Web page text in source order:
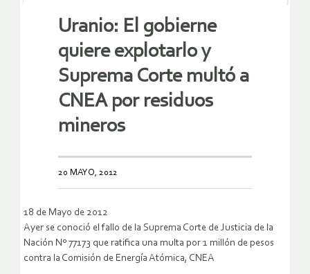
Uranio: El gobierne
quiere explotarlo y
Suprema Corte multó a
CNEA por residuos
mineros
20 MAYO, 2012
18 de Mayo de 2012
Ayer se conoció el fallo de la Suprema Corte de Justicia de la
Nación Nº 77173 que ratifica una multa por 1 millón de pesos
contra la Comisión de Energía Atómica, CNEA